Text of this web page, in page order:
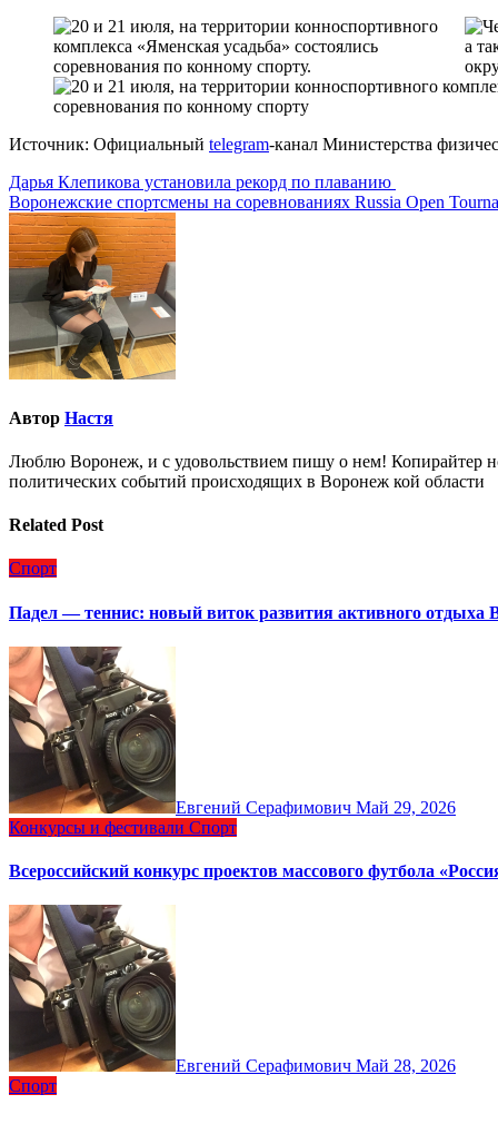
Источник: Официальный telegram-канал Министерства
Навигация
по
записям
Дарья Клепикова установила рекорд по плаванию
Воронежские спортсмены на соревнованиях Russia Open
Автор Настя
Люблю Воронеж, и с удовольствием пишу о нем! Копирайтер
политических событий происходящих в Воронеж кой области
Related Post
Спорт
Падел — теннис: новый виток развития активного отдыха
Евгений Серафимович Май 29, 2026
Конкурсы и фестивали Спорт
Всероссийский конкурс проектов массового футбола
Евгений Серафимович Май 28, 2026
Спорт